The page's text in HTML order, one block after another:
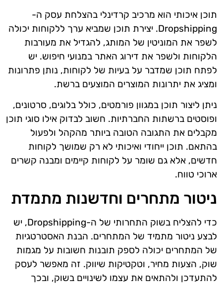
תוכן איכותי הוא מרכיב קרדינלי בהצלחת עסק ה-
Dropshipping. יצירת תוכן שמביא ערך ללקוחות יכולה
לשפר את המוניטין של המותג, להגדיל את מעורבות
הלקוחות ולשפר את דירוג האתר במנועי חיפוש. יש
לפתח תוכן שמדבר על בעיות של לקוחות, נותן פתרונות
ומציג את יתרונות המוצרים המוצעים ברשת.
ניתן ליצור תוכן במגוון פורמטים, כולל בלוגים, סרטונים,
ופוסטים ברשתות החברתיות. חשוב לבדוק אילו סוגי תוכן
מקבלים את התגובה הטובה ביותר מהקהל ולפעול
בהתאם. תוכן ייחודי ואיכותי לא רק שמושך לקוחות
חדשים, אלא גם שומר על לקוחות קיימים ומבנה קשרים
ארוכי טווח.
ניטור מתחרים וחדשנות מתמדת
כדי להצליח בשוק התחרותי של ה-Dropshipping, יש
לבצע ניטור מתמיד של המתחרים. הבנת האסטרטגיות
של המתחרים יכולה לספק תובנות חשובות על מגמות
שוק, הצעות מחיר, וטקטיקות שיווק. זה מאפשר לעסק
להתעדכן ולהתאים את עצמו לשינויים בשוק, ובכך